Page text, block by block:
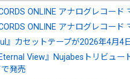
ONLINE アナログレコード
ONLINE アナログレコード
』カセットテープが2026年4月4
View』Nujabesトリビュー
発売